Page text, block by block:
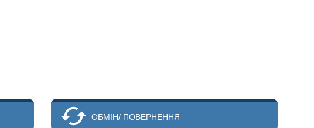
ОБМІН/ ПОВЕРНЕННЯ